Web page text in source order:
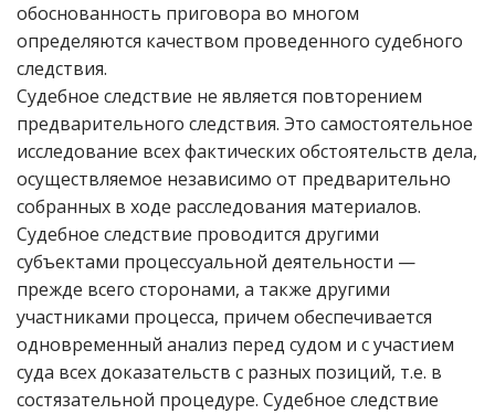
обоснованность приговора во многом
определяются качеством проведенного судебного
следствия.
Судебное следствие не является повторением
предварительного следствия. Это самостоятельное
исследование всех фактических обстоятельств дела,
осуществляемое независимо от предварительно
собранных в ходе расследования материалов.
Судебное следствие проводится другими
субъектами процессуальной деятельности —
прежде всего сторонами, а также другими
участниками процесса, причем обеспечивается
одновременный анализ перед судом и с участием
суда всех доказательств с разных позиций, т.е. в
состязательной процедуре. Судебное следствие